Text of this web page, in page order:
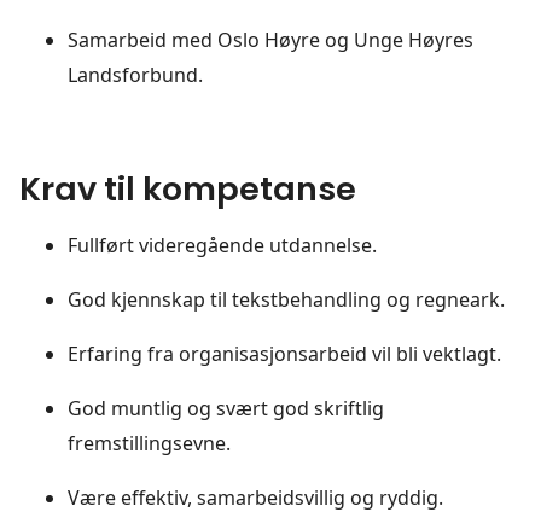
Samarbeid med Oslo Høyre og Unge Høyres
Landsforbund.
Krav til kompetanse
Fullført videregående utdannelse.
God kjennskap til tekstbehandling og regneark.
Erfaring fra organisasjonsarbeid vil bli vektlagt.
God muntlig og svært god skriftlig
fremstillingsevne.
Være effektiv, samarbeidsvillig og ryddig.